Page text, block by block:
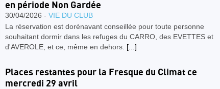
en période Non Gardée
30/04/2026 - VIE DU CLUB
La réservation est dorénavant conseillée pour toute personne
souhaitant dormir dans les refuges du CARRO, des EVETTES et
d'AVEROLE, et ce, même en dehors. [...]
Places restantes pour la Fresque du Climat ce
mercredi 29 avril